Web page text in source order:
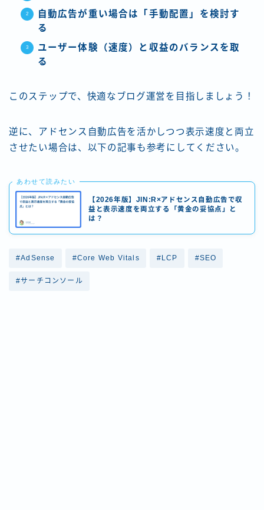
自動広告が重い場合は「手動配置」を検討す
る
ユーザー体験（速度）と収益のバランスを取
る
このステップで、快適なブログ運営を目指しましょう！
逆に、アドセンス自動広告を活かしつつ表示速度と両立
させたい場合は、以下の記事も参考にしてください。
あわせて読みたい
【2026年版】JIN:R×アドセンス自動広告で収
益と表示速度を両立する「黄金の妥協点」と
は？
#AdSense #Core Web Vitals #LCP #SEO
#サーチコンソール